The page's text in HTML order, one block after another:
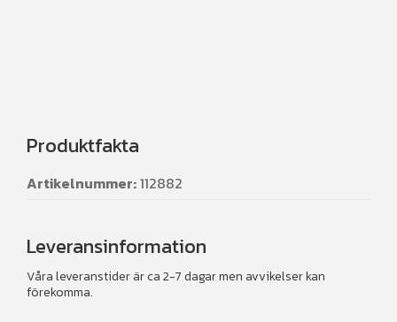
Produktfakta
Artikelnummer:112882
Leveransinformation
Våra leveranstider är ca 2-7 dagar men avvikelser kan
förekomma.